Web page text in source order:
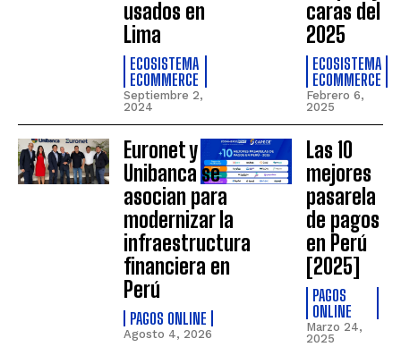
usados en
Lima
ECOSISTEMA
ECOMMERCE
Septiembre 2,
2024
caras del
2025
ECOSISTEMA
ECOMMERCE
Febrero 6,
2025
Euronet y
Unibanca se
asocian para
modernizar la
infraestructura
financiera en
Perú
PAGOS ONLINE
Agosto 4, 2026
Las 10
mejores
pasarela
de pagos
en Perú
[2025]
PAGOS
ONLINE
Marzo 24,
2025